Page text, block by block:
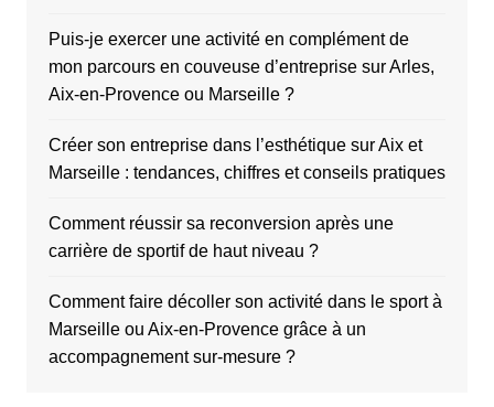
Puis-je exercer une activité en complément de
mon parcours en couveuse d’entreprise sur Arles,
Aix-en-Provence ou Marseille ?
Créer son entreprise dans l’esthétique sur Aix et
Marseille : tendances, chiffres et conseils pratiques
Comment réussir sa reconversion après une
carrière de sportif de haut niveau ?
Comment faire décoller son activité dans le sport à
Marseille ou Aix-en-Provence grâce à un
accompagnement sur-mesure ?